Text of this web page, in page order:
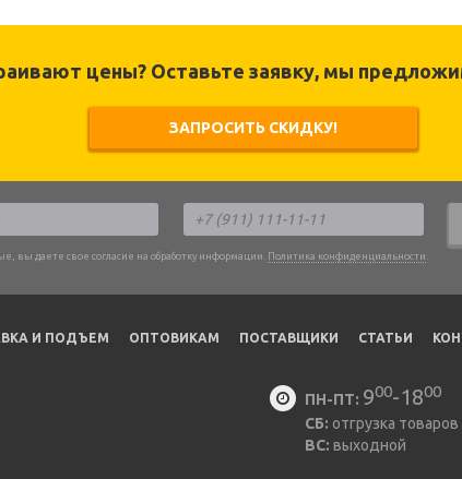
цены? Оставьте заявку, мы
ЗАПРОСИТЬ СКИДКУ!
вы даете свое согласие на обработку информации. Политика конфиденциальности .
И ПОДЪЕМ ОПТОВИКАМ ПОСТАВЩИКИ CТАТЬИ
ПН-ПТ: 900-1800
СБ: отгрузка товаров
ВС: выходной